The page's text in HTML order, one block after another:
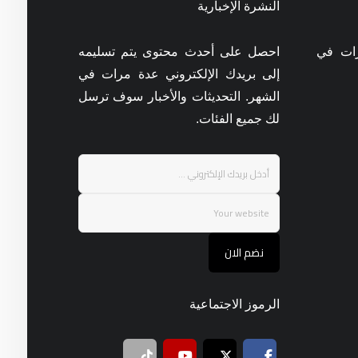
في
النشرة الإخبارية
احصل على أحدث محتوى يتم تسليمه
إلى بريدك الإلكتروني عدة مرات في
الشهر. التحديثات والأخبار سوف ترسل
لك جميع الفئات.
نضم الان
الرموز الاجتماعية